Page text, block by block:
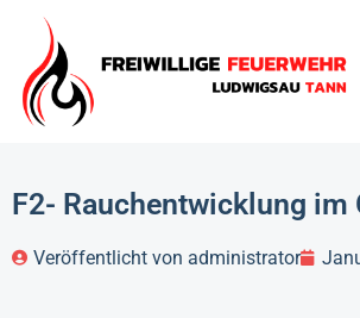
F2- Rauchentwicklung im
Veröffentlicht von administrator